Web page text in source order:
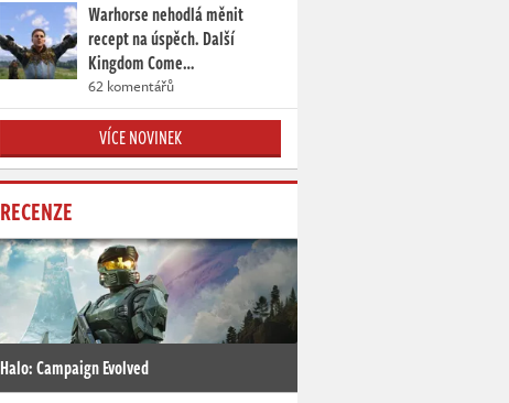
Warhorse nehodlá měnit
recept na úspěch. Další
Kingdom Come…
62 komentářů
VÍCE NOVINEK
RECENZE
Halo: Campaign Evolved